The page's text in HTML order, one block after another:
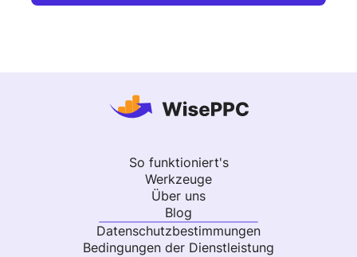
So funktioniert's
Werkzeuge
Über uns
Blog
Datenschutzbestimmungen
Bedingungen der Dienstleistung